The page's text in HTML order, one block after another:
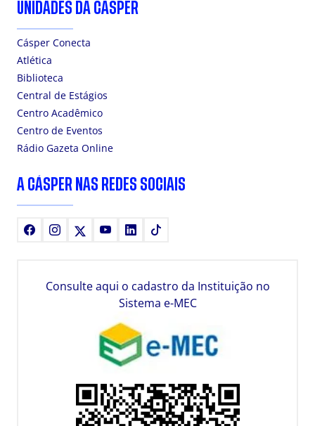
UNIDADES DA CÁSPER
Cásper Conecta
Atlética
Biblioteca
Central de Estágios
Centro Acadêmico
Centro de Eventos
Rádio Gazeta Online
A CÁSPER NAS REDES SOCIAIS
FacebookInstagram YoutubeLinkedIn
Consulte aqui o cadastro da Instituição no
Sistema e-MEC